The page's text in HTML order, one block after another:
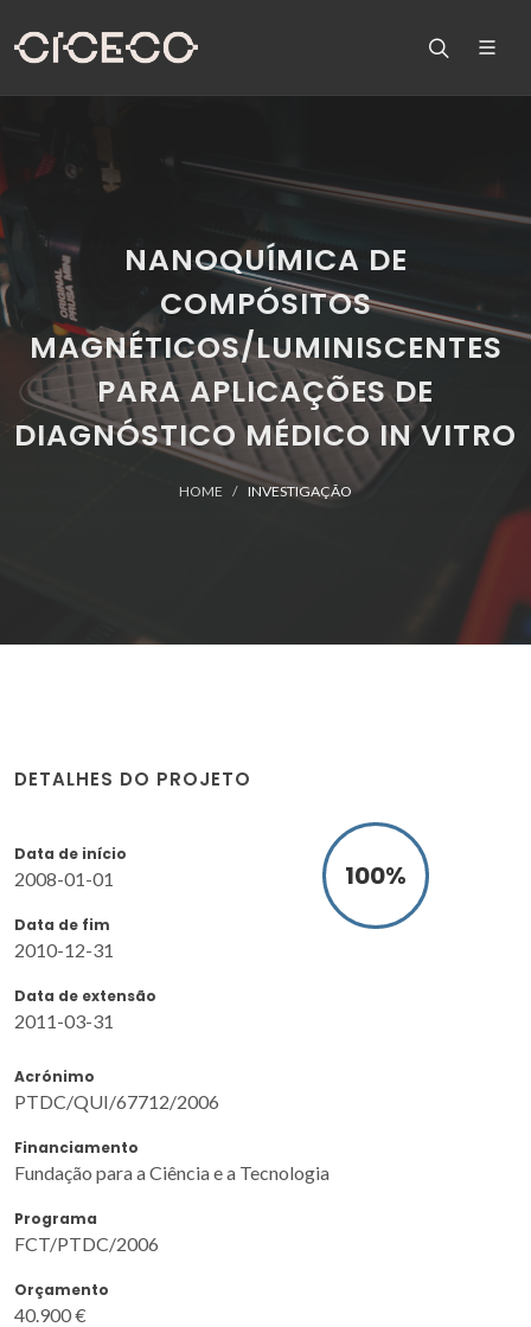
NANOQUÍMICA DE
COMPÓSITOS
MAGNÉTICOS/LUMINISCENTES
PARA APLICAÇÕES DE
DIAGNÓSTICO MÉDICO IN VITRO
HOME INVESTIGAÇÃO
DETALHES DO PROJETO
Data de início
2008-01-01
Data de fim
2010-12-31
Data de extensão
2011-03-31
100%
Acrónimo
PTDC/QUI/67712/2006
Financiamento
Fundação para a Ciência e a Tecnologia
Programa
FCT/PTDC/2006
Orçamento
40.900 €